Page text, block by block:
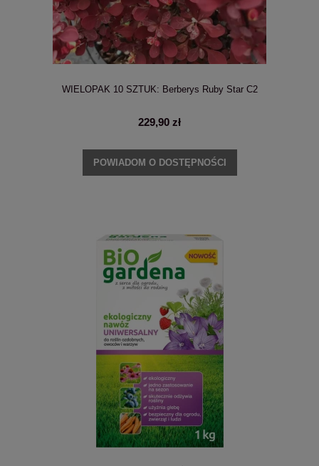
WIELOPAK 10 SZTUK: Berberys Ruby Star C2
229,90 zł
POWIADOM O DOSTĘPNOŚCI